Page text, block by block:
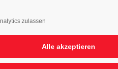
zulassen